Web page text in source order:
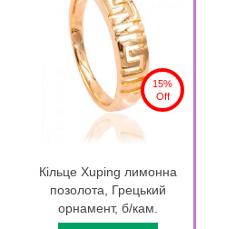
15%
Off
Кільце Xuping лимонна
позолота, Грецький
орнамент, б/кам.